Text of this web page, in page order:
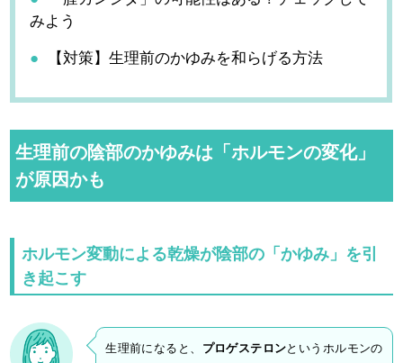
みよう
【対策】生理前のかゆみを和らげる方法
生理前の陰部のかゆみは「ホルモンの変化」
が原因かも
ホルモン変動による乾燥が陰部の「かゆみ」を引
き起こす
生理前になると、 プロゲステロンというホルモンの